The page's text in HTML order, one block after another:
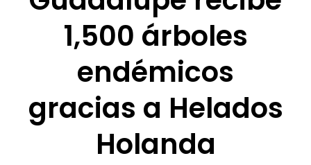
1,500 árboles
endémicos
gracias a Helados
Holanda